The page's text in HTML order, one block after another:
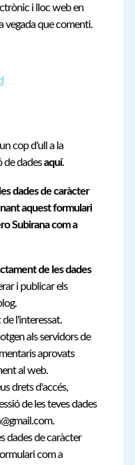
i lloc web en
vegada que comenti.
cop d'ull a la
de dadesaquí.
dades de caràcter
aquest formulari
Subirana com a
de les dades
i publicar els
l'interessat.
als servidors de
aprovats
al web.
drets d'accés,
de les teves dades
dades de caràcter
com a